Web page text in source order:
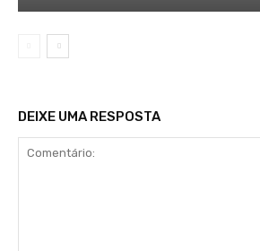
DEIXE UMA RESPOSTA